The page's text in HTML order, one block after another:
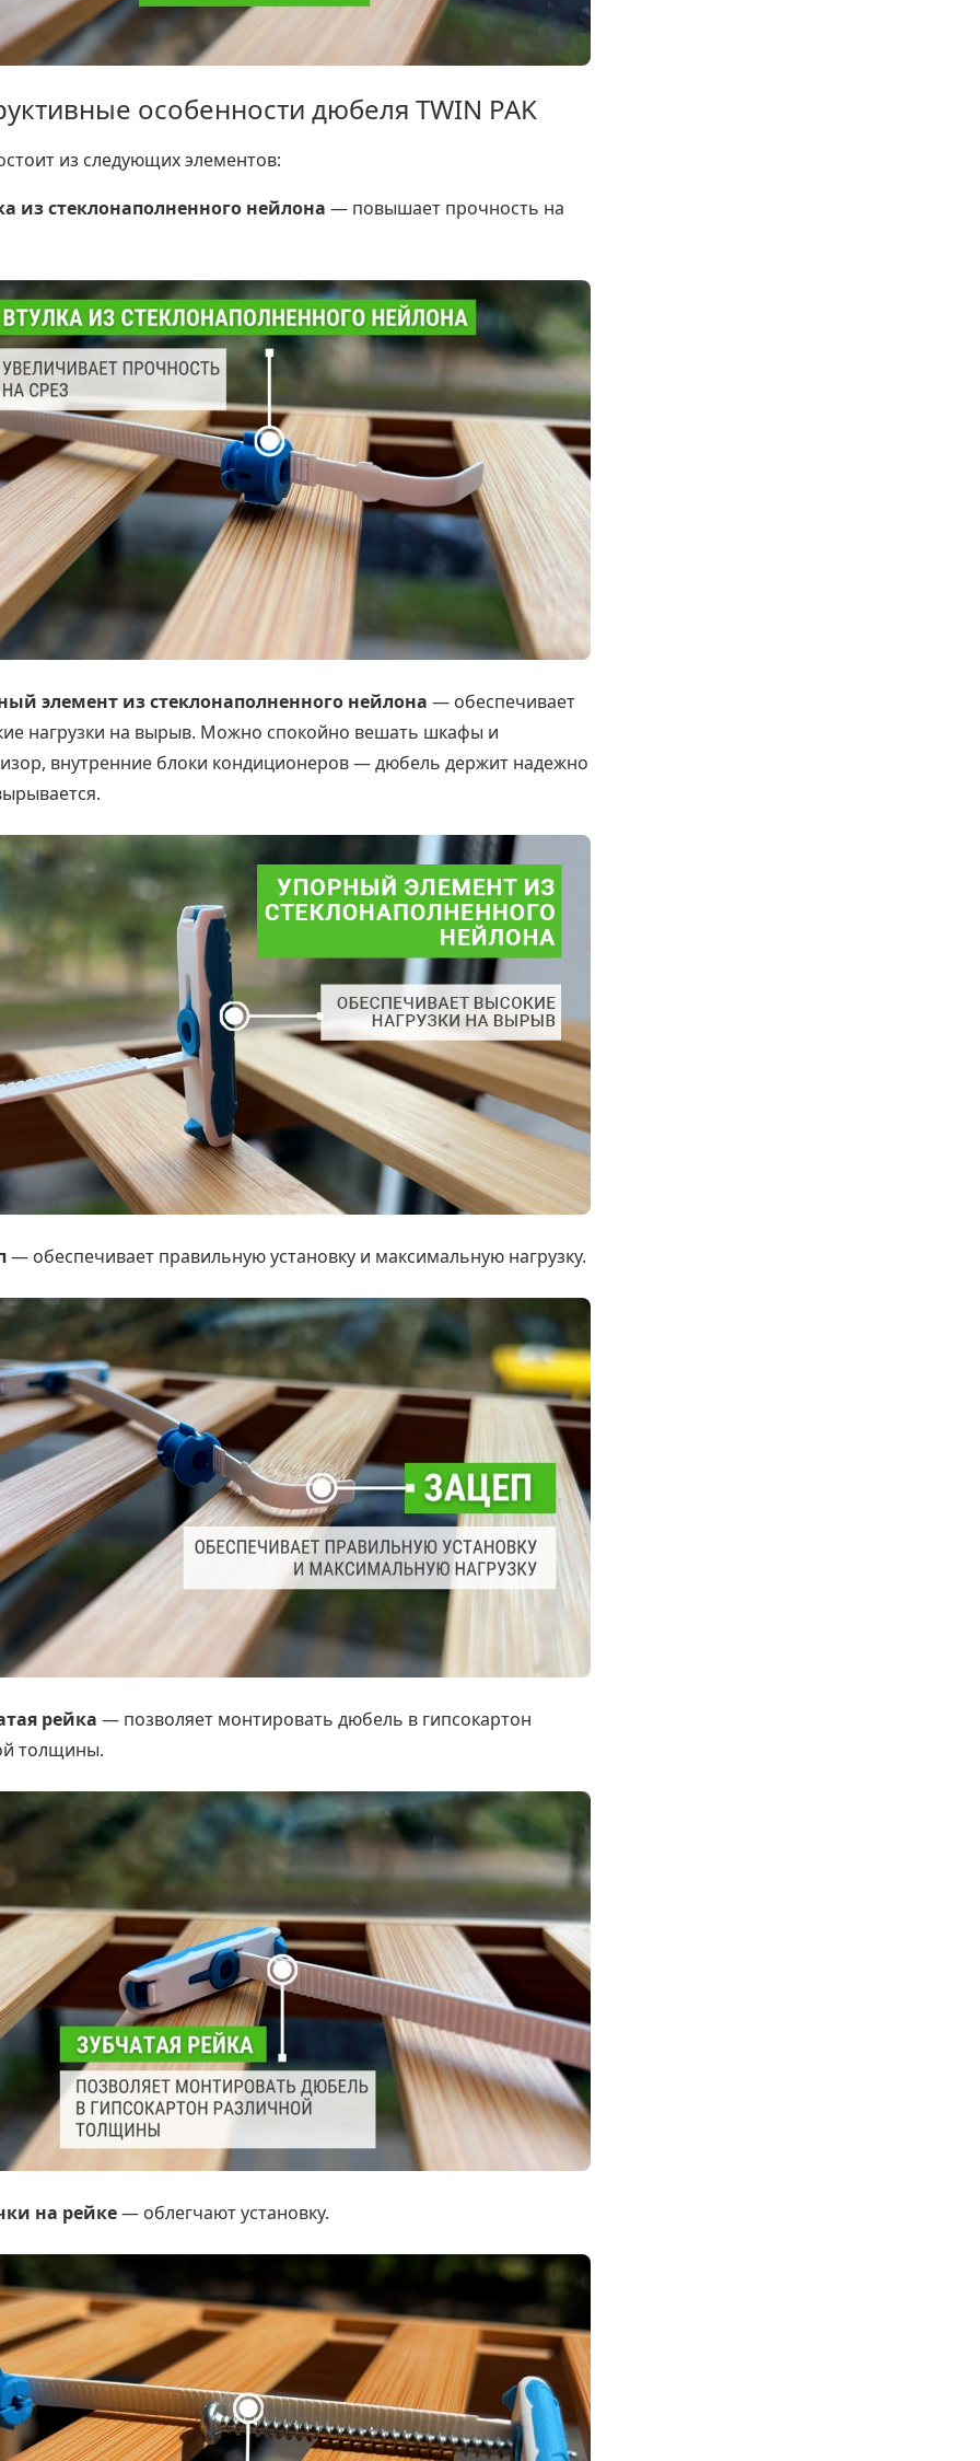
особенности дюбеля TWIN PAK
из следующих элементов:
из стеклонаполненного нейлона — повышает прочность на
элемент из стеклонаполненного нейлона — обеспечивает
нагрузки на вырыв. Можно спокойно вешать шкафы и
внутренние блоки кондиционеров — дюбель держит надежно
— обеспечивает правильную установку и максимальную нагрузку.
рейка — позволяет монтировать дюбель в гипсокартон
толщины.
на рейке— облегчают установку.